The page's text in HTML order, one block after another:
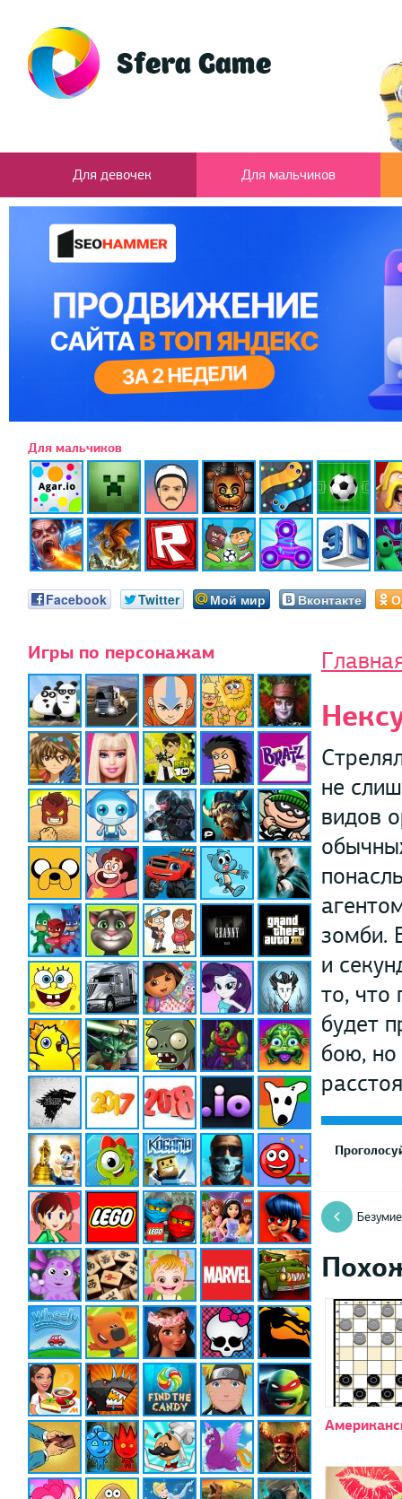
Для девочек Для мальчиков
Для мальчиков
Facebook Twitter Мой мир Вконтакте
Игры по персонажам
не
видов
зомби.
и
то, что
будет
бою, но